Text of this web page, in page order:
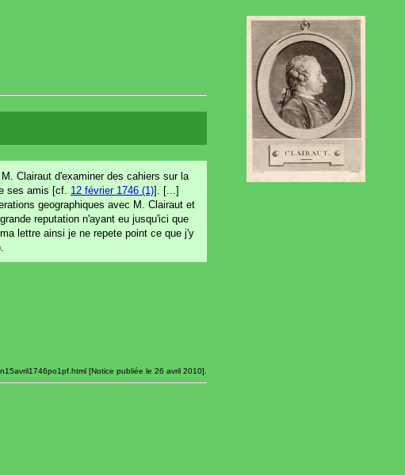
Clairaut d'examiner des cahiers sur la
ses amis [cf. 12 février 1746 (1)]. [...]
geographiques avec M. Clairaut et
reputation n'ayant eu jusqu'ici que
lettre ainsi je ne repete point ce que j'y
[Notice publiée le 26 avril 2010].